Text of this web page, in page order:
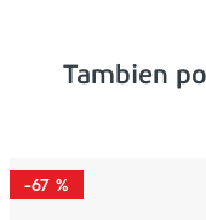
Tambien
-67 %